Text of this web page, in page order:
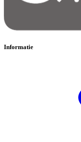
Informatie